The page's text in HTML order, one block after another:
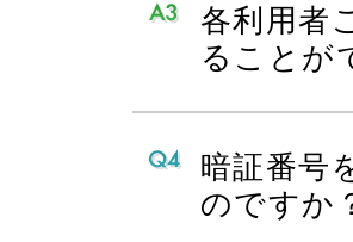
各利用者
ることが
暗証番号
のですか